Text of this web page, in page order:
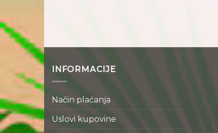
INFORMACIJE
Način plaćanja
Uslovi kupovine